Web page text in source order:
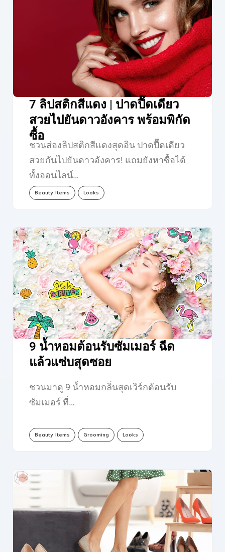
7 ลิปสติกสีแดง | ปาดปื๊ดเดียว
สวยไปยันดาวอังคาร พร้อมพิกัด
ซื้อ
ชวนส่องลิปสติกสีแดงสุดอิน ปาดปื๊ดเดียว
สวยกันไปยันดาวอังคาร! แถมยังหาซื้อได้
ทั้งออนไลน์…
Beauty Items Looks
9 น้ำหอมต้อนรับซัมเมอร์ ฉีด
แล้วแซ่บสุดซอย
ชวนมาดู 9 น้ำหอมกลิ่นสุดเวิร์กต้อนรับ
ซัมเมอร์ ที่…
Beauty Items Grooming Looks